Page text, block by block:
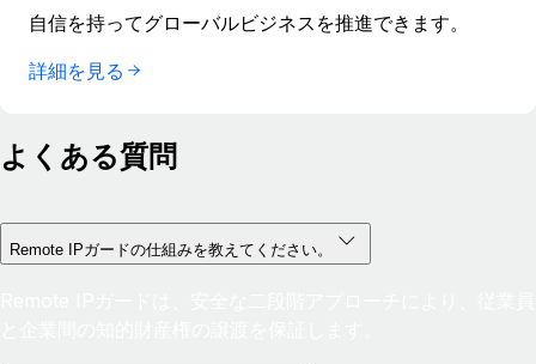
自信を持ってグローバルビジネスを推進できます。
詳細を見る
よくある質問
Remote IPガードの仕組みを教えてください。